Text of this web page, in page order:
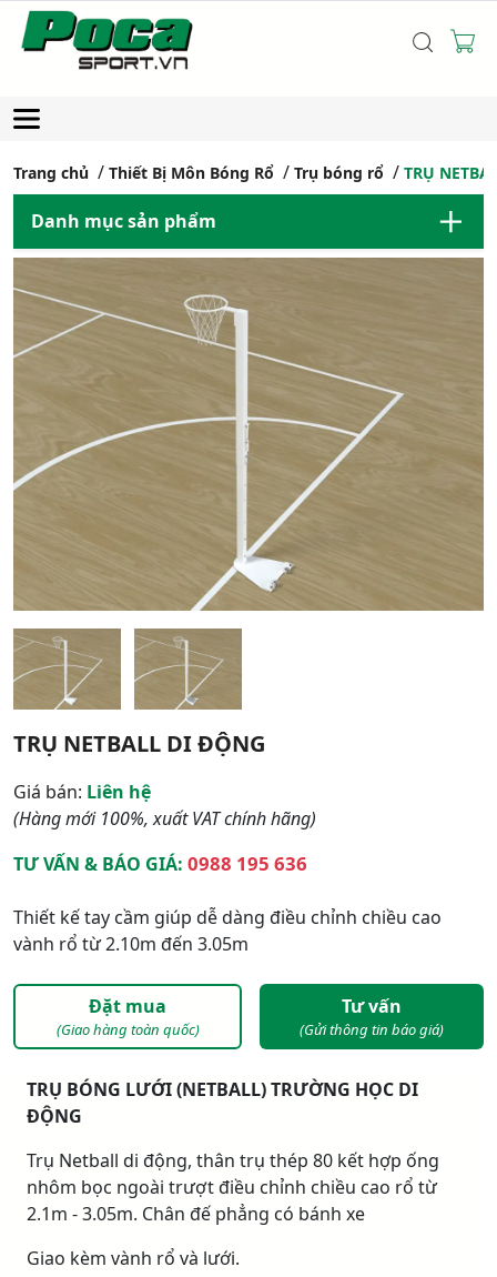
Trang chủ Thiết Bị Môn Bóng Rổ Trụ bóng rổ TRỤ
Danh mục sản phẩm
TRỤ NETBALL DI ĐỘNG
Giá bán: Liên hệ
(Hàng mới 100%, xuất VAT chính hãng)
TƯ VẤN & BÁO GIÁ: 0988 195 636
Thiết kế tay cầm giúp dễ dàng điều chỉnh chiều cao
vành rổ từ 2.10m đến 3.05m
Đặt mua
(Giao hàng toàn quốc)
Tư vấn
(Gửi thông tin báo giá)
TRỤ BÓNG LƯỚI (NETBALL) TRƯỜNG HỌC DI
ĐỘNG
Trụ Netball di động, thân trụ thép 80 kết hợp ống
nhôm bọc ngoài trượt điều chỉnh chiều cao rổ từ
2.1m - 3.05m. Chân đế phẳng có bánh xe
Giao kèm vành rổ và lưới.